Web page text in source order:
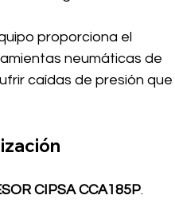
proporciona el
neumáticas de
caídas de presión que
CIPSA CCA185P.